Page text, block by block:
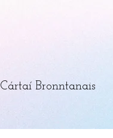
Cártaí Bronntanais